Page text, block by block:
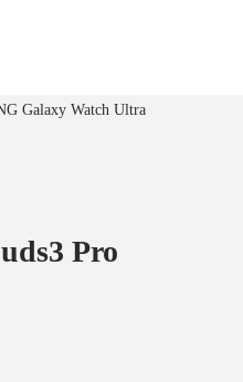
Galaxy Watch Ultra
Pro